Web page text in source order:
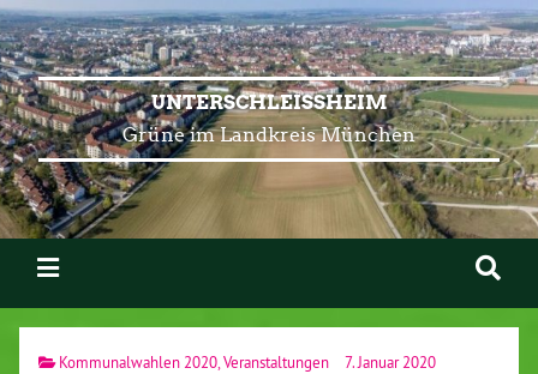
UNTERSCHLEISSHEIM
Grüne im Landkreis München
Kommunalwahlen 2020,Veranstaltungen 7. Januar 2020